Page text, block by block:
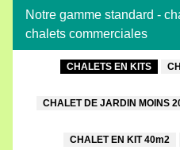
Notre gamme standard -
chalets commerciales
CHALETS EN KITS
CHALET DE JARDIN MOINS
CHALET EN KIT 40m2